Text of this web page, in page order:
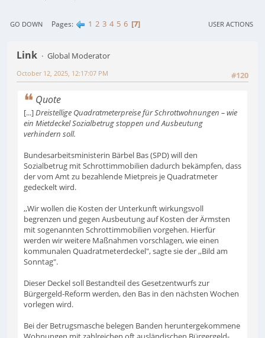
GO DOWN Pages 1 2 3 4 5 6 7 USER ACTIONS
Link
Global Moderator
#120
October 12, 2025, 12:17:07 PM
Quote
[...]Dreistellige Quadratmeterpreise für Schrottwohnungen – wie
ein Mietdeckel Sozialbetrug stoppen und Ausbeutung
verhindern soll.
Bundesarbeitsministerin Bärbel Bas (SPD) will den
Sozialbetrug mit Schrottimmobilien dadurch bekämpfen, dass
der vom Amt zu bezahlende Mietpreis je Quadratmeter
gedeckelt wird.
,,Wir wollen die Kosten der Unterkunft wirkungsvoll
begrenzen und gegen Ausbeutung auf Kosten der Ärmsten
mit sogenannten Schrottimmobilien vorgehen. Hierfür
werden wir weitere Maßnahmen vorschlagen, wie einen
kommunalen Quadratmeterdeckel", sagte sie der ,,Bild am
Sonntag".
Dieser Deckel soll Bestandteil des Gesetzentwurfs zur
Bürgergeld-Reform werden, den Bas in den nächsten Wochen
vorlegen wird.
Bei der Betrugsmasche belegen Banden heruntergekommene